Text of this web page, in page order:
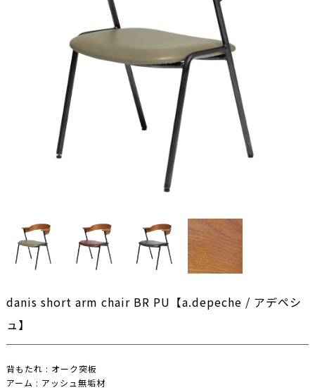
danis short arm chair BR PU【a.depeche / アデペシ
ュ】
背もたれ : オーク突板
アーム : アッシュ無垢材